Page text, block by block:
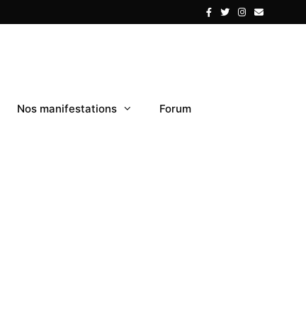
Nos manifestations Forum